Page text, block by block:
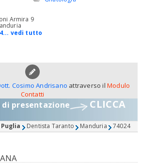
Armira 9
vedi tutto
Cosimo Andrisano attraverso il Modulo
Contatti
presentazione CLICCA
Puglia Dentista Taranto Manduria 74024